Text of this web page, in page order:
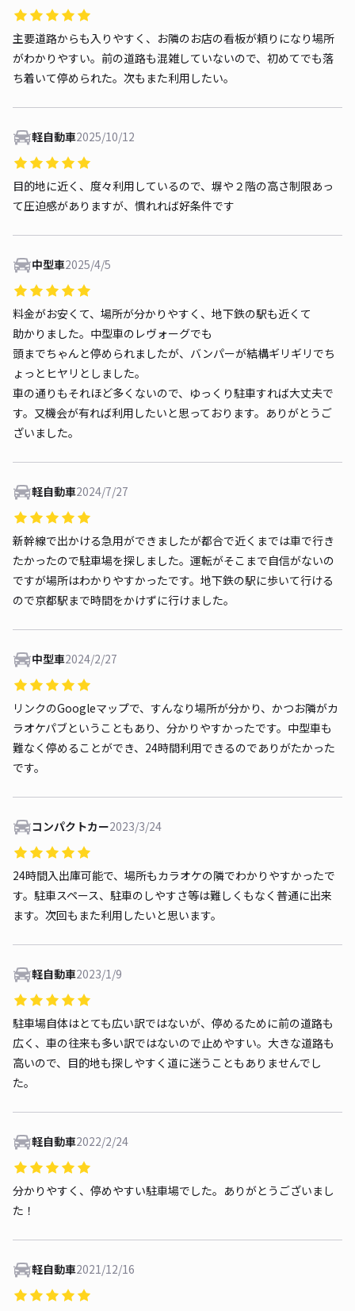
主要道路からも入りやすく、お隣のお店の看板が頼りになり場所
がわかりやすい。前の道路も混雑していないので、初めてでも落
ち着いて停められた。次もまた利用したい。
軽自動車2025/10/12
目的地に近く、度々利用しているので、塀や２階の高さ制限あっ
て圧迫感がありますが、慣れれば好条件です
中型車2025/4/5
料金がお安くて、場所が分かりやすく、地下鉄の駅も近くて
助かりました。中型車のレヴォーグでも
頭までちゃんと停められましたが、バンパーが結構ギリギリでち
ょっとヒヤリとしました。
車の通りもそれほど多くないので、ゆっくり駐車すれば大丈夫で
す。又機会が有れば利用したいと思っております。ありがとうご
ざいました。
軽自動車2024/7/27
新幹線で出かける急用ができましたが都合で近くまでは車で行き
たかったので駐車場を探しました。運転がそこまで自信がないの
ですが場所はわかりやすかったです。地下鉄の駅に歩いて行ける
ので京都駅まで時間をかけずに行けました。
中型車2024/2/27
リンクのGoogleマップで、すんなり場所が分かり、かつお隣がカ
ラオケパブということもあり、分かりやすかったです。中型車も
難なく停めることができ、24時間利用できるのでありがたかった
です。
コンパクトカー2023/3/24
24時間入出庫可能で、場所もカラオケの隣でわかりやすかったで
す。駐車スペース、駐車のしやすさ等は難しくもなく普通に出来
ます。次回もまた利用したいと思います。
軽自動車2023/1/9
駐車場自体はとても広い訳ではないが、停めるために前の道路も
広く、車の往来も多い訳ではないので止めやすい。大きな道路も
高いので、目的地も探しやすく道に迷うこともありませんでし
た。
軽自動車2022/2/24
分かりやすく、停めやすい駐車場でした。ありがとうございまし
た！
軽自動車2021/12/16